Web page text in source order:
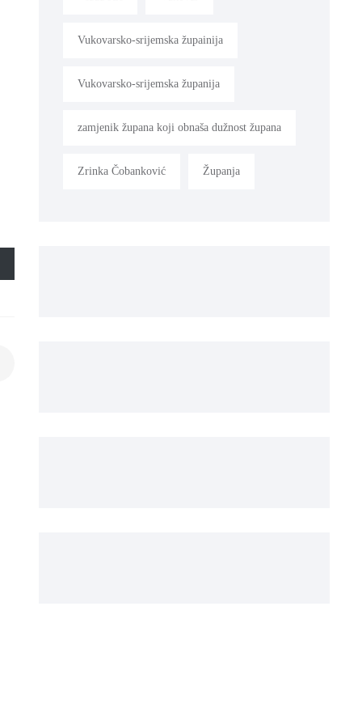
Vukovarsko-srijemska župainija
Vukovarsko-srijemska županija
zamjenik župana koji obnaša dužnost župana
Zrinka Čobanković Županja